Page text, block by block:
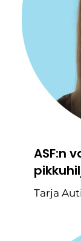
ASF:n
Tarja